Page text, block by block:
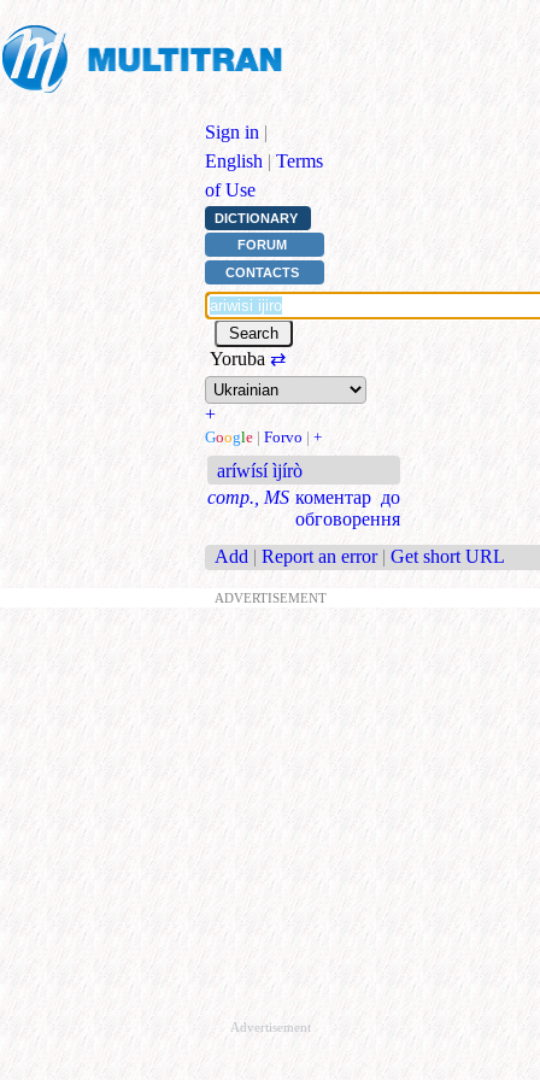
Sign in |
English | Terms
of Use
DICTIONARY
FORUM
CONTACTS
Yoruba ⇄
+
Google | Forvo | +
aríwísí ìjírò
comp., MS коментар до
обговорення
Add | Report an error | Get short URL
ADVERTISEMENT
Advertisement